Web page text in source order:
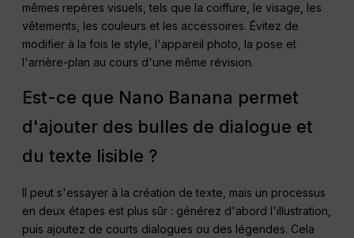
mêmes repères visuels, tels que la coiffure, le visage, les
vêtements, les couleurs et les accessoires. Évitez de
modifier à la fois le style, l'appareil photo, la pose et
l'arrière-plan au cours d'une même révision.
Est-ce que Nano Banana permet
d'ajouter des bulles de dialogue et
du texte lisible ?
Il peut s'essayer à la création de texte, mais un processus
en deux étapes est plus sûr : générez d'abord l'illustration,
puis ajoutez de courts dialogues ou des légendes. Cela